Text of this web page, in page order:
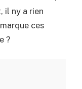
il ny a rien
ces
?